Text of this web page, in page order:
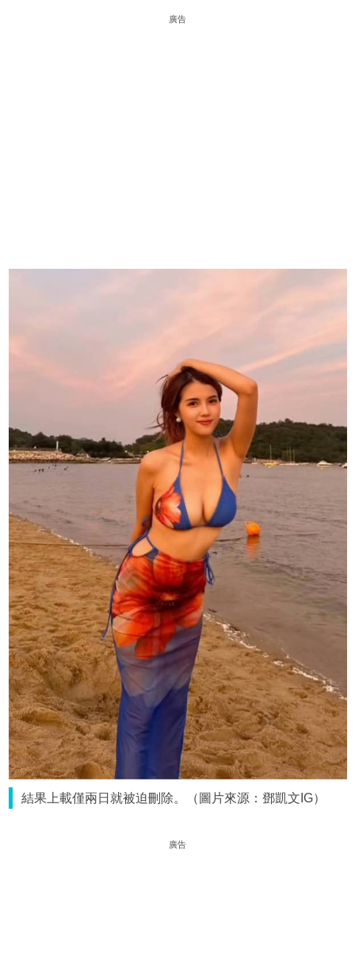
廣告
結果上載僅兩日就被迫刪除。（圖片來源：鄧凱文IG）
廣告